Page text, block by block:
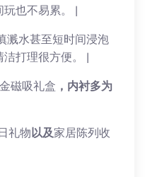
也不易累。 |
溅水甚至短时间浸泡
洁打理很方便。 |
磁吸礼盒 ，内衬多为
礼物以及家居陈列收